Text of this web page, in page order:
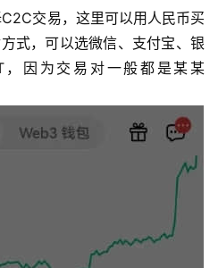
交易，这里可以用人民币买
式，可以选微信、支付宝、银
，因为交易对一般都是某某